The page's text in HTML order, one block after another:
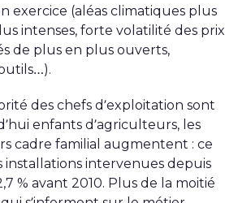
exercice (aléas climatiques plus
intenses, forte volatilité des prix
de plus en plus ouverts,
des chefs d’exploitation sont
enfants d’agriculteurs, les
cadre familial augmentent : ce
installations intervenues depuis
% avant 2010. Plus de la moitié